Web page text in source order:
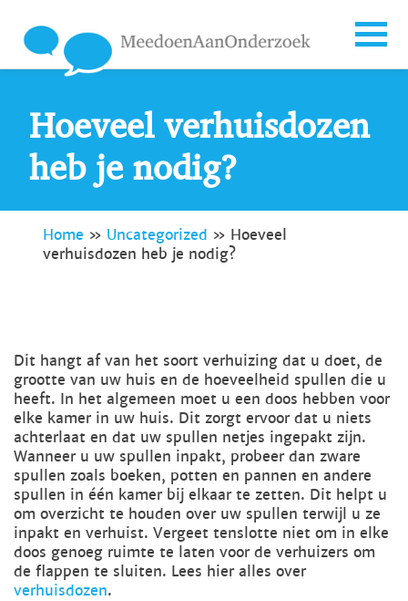
Hoeveel verhuisdozen
heb je nodig?
Home » Uncategorized » Hoeveel
verhuisdozen heb je nodig?
Dit hangt af van het soort verhuizing dat u doet, de
grootte van uw huis en de hoeveelheid spullen die u
heeft. In het algemeen moet u een doos hebben voor
elke kamer in uw huis. Dit zorgt ervoor dat u niets
achterlaat en dat uw spullen netjes ingepakt zijn.
Wanneer u uw spullen inpakt, probeer dan zware
spullen zoals boeken, potten en pannen en andere
spullen in één kamer bij elkaar te zetten. Dit helpt u
om overzicht te houden over uw spullen terwijl u ze
inpakt en verhuist. Vergeet tenslotte niet om in elke
doos genoeg ruimte te laten voor de verhuizers om
de flappen te sluiten. Lees hier alles over
verhuisdozen.